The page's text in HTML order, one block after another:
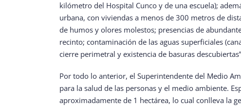
kilómetro del Hospital Cunco y de una escuela);
urbana, con viviendas a menos de 300 metros de
de humos y olores molestos; presencias de
recinto; contaminación de las aguas superficiales
cierre perimetral y existencia de basuras
Por todo lo anterior, el Superintendente del Medio
para la salud de las personas y el medio ambiente.
aproximadamente de 1 hectárea, lo cual conlleva la